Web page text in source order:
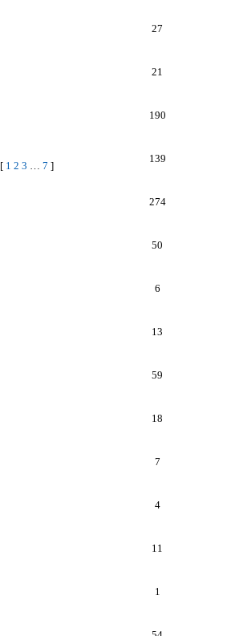
27
21
190
[ 1 2 3 … 7 ]
139
274
50
6
13
59
18
7
4
11
1